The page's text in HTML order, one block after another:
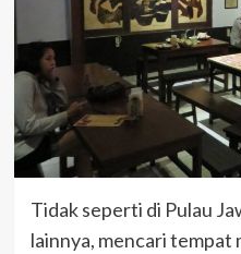
Tidak seperti di Pulau
lainnya, mencari tempat